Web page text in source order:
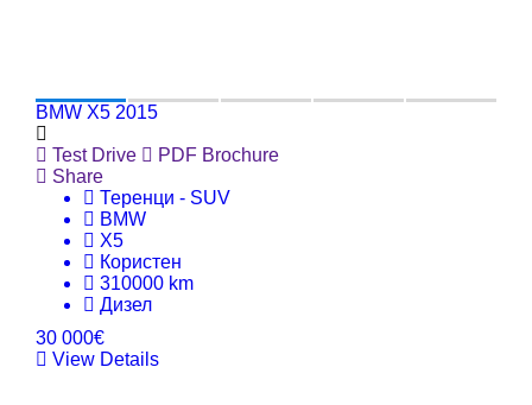
BMW X5 2015
Test Drive
PDF Brochure
Share
Теренци - SUV
BMW
X5
Користен
310000 km
Дизел
30 000€
View Details